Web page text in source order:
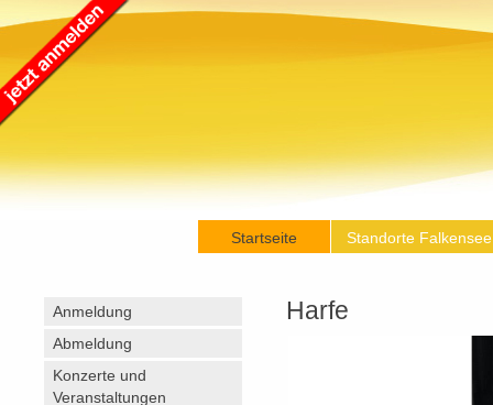
Startseite Standorte
Anmeldung
Abmeldung
Konzerte und
Veranstaltungen
Harfe